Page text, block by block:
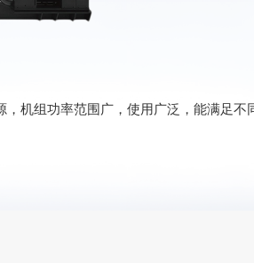
机组功率范围广，使用广泛，能满足